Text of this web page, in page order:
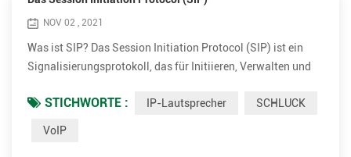
NOV 02 , 2021
Was ist SIP? Das Session Initiation Protocol (SIP) ist ein
Signalisierungsprotokoll, das für Initiieren, Verwalten und
Messaging-Anwendungen umfassen. SIP ist eine Methode
des Voice Over Internet Protocol (VoIP). Andere VoIP-
STICHWORTE : IP-Lautsprecher SCHLUCK
VoIP